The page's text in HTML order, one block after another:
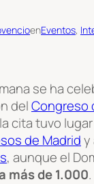
enEventos,
se ha
delCongreso
cita tuvo
de Madridy
, aunque el
más de 1.000.